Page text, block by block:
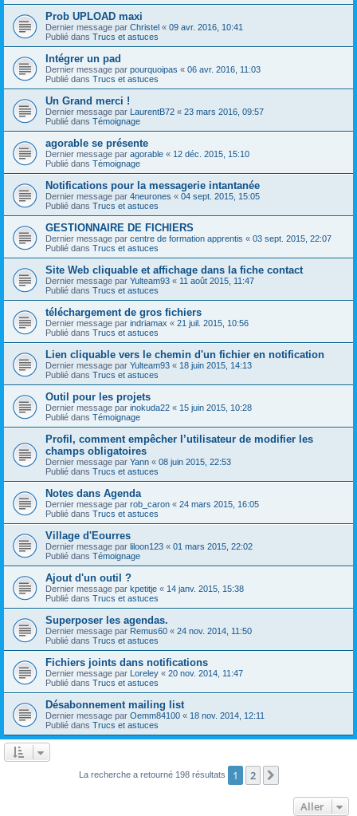
Prob UPLOAD maxi
Dernier message par Christel « 09 avr. 2016, 10:41
Publié dans Trucs et astuces
Intégrer un pad
Dernier message par pourquoipas « 06 avr. 2016, 11:03
Publié dans Trucs et astuces
Un Grand merci !
Dernier message par LaurentB72 « 23 mars 2016, 09:57
Publié dans Témoignage
agorable se présente
Dernier message par agorable « 12 déc. 2015, 15:10
Publié dans Témoignage
Notifications pour la messagerie intantanée
Dernier message par 4neurones « 04 sept. 2015, 15:05
Publié dans Trucs et astuces
GESTIONNAIRE DE FICHIERS
Dernier message par centre de formation apprentis « 03 sept. 2015, 22:07
Publié dans Trucs et astuces
Site Web cliquable et affichage dans la fiche contact
Dernier message par Yulteam93 « 11 août 2015, 11:47
Publié dans Trucs et astuces
téléchargement de gros fichiers
Dernier message par indriamax « 21 juil. 2015, 10:56
Publié dans Trucs et astuces
Lien cliquable vers le chemin d'un fichier en notification
Dernier message par Yulteam93 « 18 juin 2015, 14:13
Publié dans Trucs et astuces
Outil pour les projets
Dernier message par inokuda22 « 15 juin 2015, 10:28
Publié dans Témoignage
Profil, comment empêcher l’utilisateur de modifier les
champs obligatoires
Dernier message par Yann « 08 juin 2015, 22:53
Publié dans Trucs et astuces
Notes dans Agenda
Dernier message par rob_caron « 24 mars 2015, 16:05
Publié dans Trucs et astuces
Village d'Eourres
Dernier message par liloon123 « 01 mars 2015, 22:02
Publié dans Témoignage
Ajout d'un outil ?
Dernier message par kpetitje « 14 janv. 2015, 15:38
Publié dans Trucs et astuces
Superposer les agendas.
Dernier message par Remus60 « 24 nov. 2014, 11:50
Publié dans Trucs et astuces
Fichiers joints dans notifications
Dernier message par Loreley « 20 nov. 2014, 11:47
Publié dans Trucs et astuces
Désabonnement mailing list
Dernier message par Oemm84100 « 18 nov. 2014, 12:11
Publié dans Trucs et astuces
La recherche a retourné 198 résultats 1 2
Aller